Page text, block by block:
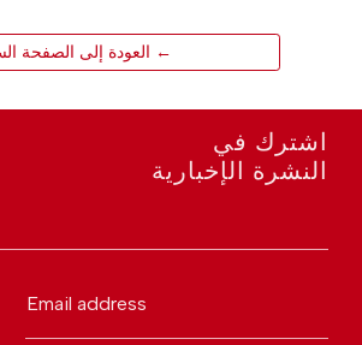
← العودة إلى الصفحة
اشترك في
النشرة الإخبارية
Email address